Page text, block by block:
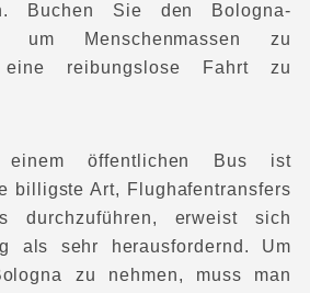
Buchen Sie den Bologna-
um Menschenmassen zu
reibungslose Fahrt zu
öffentlichen Bus ist
billigste Art, Flughafentransfers
durchzuführen, erweist sich
als sehr herausfordernd. Um
zu nehmen, muss man